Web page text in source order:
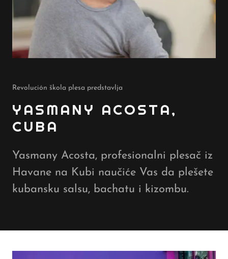
Revolución škola plesa predstavlja
YASMANY ACOSTA,
CUBA
Yasmany Acosta, profesionalni plesač iz
Havane na Kubi naučiće Vas da plešete
kubansku salsu, bachatu i kizombu.